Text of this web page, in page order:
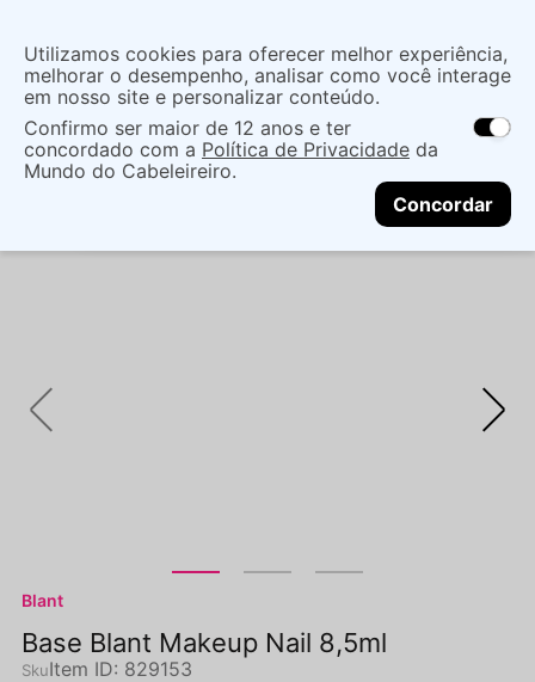
localização
As ofertas e opções de entrega variam de
acordo com a região.Não sei meu CEP
CONTINUAR
O que você procura?
Mãos e Pés
Cuidado Com As Mãos
BASE BLANT MAKEUP NAIL 8,5ML
Blant
Base Blant Makeup Nail 8,5ml
Item ID: 829153
Utilizamos cookies para oferecer melhor experiência,
melhorar o desempenho, analisar como você interage
em nosso site e personalizar conteúdo.
Confirmo ser maior de 12 anos e ter
concordado com a Política de Privacidade da
Mundo do Cabeleireiro.
Concordar